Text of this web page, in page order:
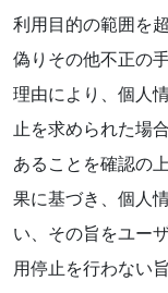
利用目的の範囲を
偽りその他不正の
理由により、個人
止を求められた場
あることを確認の
果に基づき、個人
い、その旨をユー
用停止を行わない